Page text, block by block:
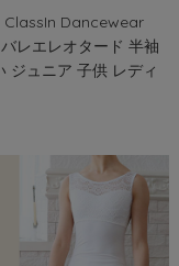
ClassIn Dancewear
レエレオタード 半袖
ジュニア 子供 レディ